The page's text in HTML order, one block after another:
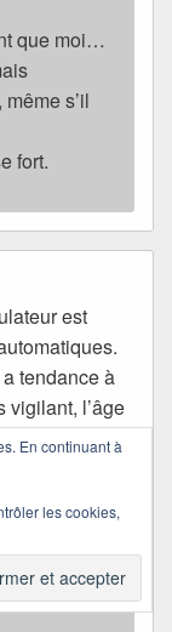
que moi…
s’il
fort.
est
tendance à
vigilant, l’âge
moi aussi
les longs
ton ange
Quichottine.
En continuant à
les cookies,